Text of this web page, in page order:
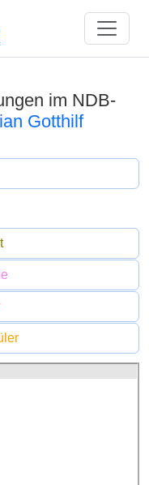
im NDB-
Gotthilf